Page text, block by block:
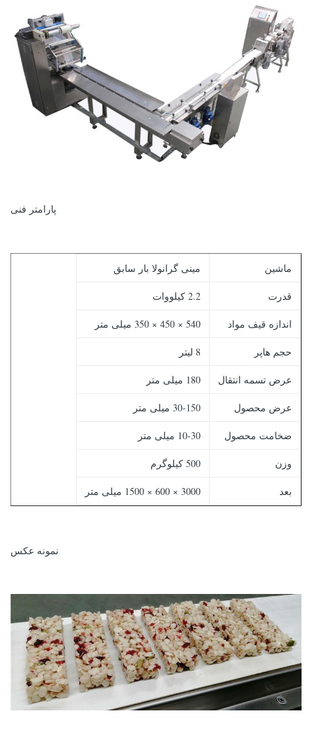
پارامتر فنی
ماشین مینی گرانولا بار سابق
قدرت 2.2 کیلووات
اندازه قیف مواد 540 × 450 × 350 میلی متر
حجم هاپر 8 لیتر
عرض تسمه انتقال 180 میلی متر
عرض محصول 30-150 میلی متر
ضخامت محصول 10-30 میلی متر
وزن 500 کیلوگرم
بعد 3000 × 600 × 1500 میلی متر
نمونه عکس